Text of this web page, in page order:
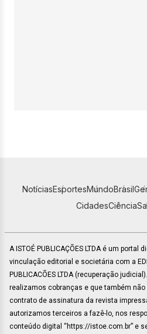
NotíciasEsportesMundoBrasil
CidadesCiência
A ISTOÉ PUBLICAÇÕES LTDA é um
vinculação editorial e societária com a
PUBLICACÕES LTDA (recuperação
realizamos cobranças e que também
contrato de assinatura da revista
autorizamos terceiros a fazê-lo, nos
conteúdo digital “https://istoe.com.br” e